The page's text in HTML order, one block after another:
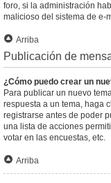
foro, si la administración
malicioso del sistema de e-
Arriba
Publicación de
¿Cómo puedo crear un
Para publicar un nuevo
respuesta a un tema, haga
registrarse antes de poder
una lista de acciones
votar en las encuestas, etc.
Arriba